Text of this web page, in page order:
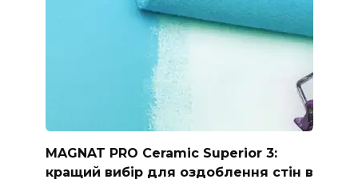
MAGNAT PRO Ceramic Superior 3:
кращий вибір для оздоблення стін в